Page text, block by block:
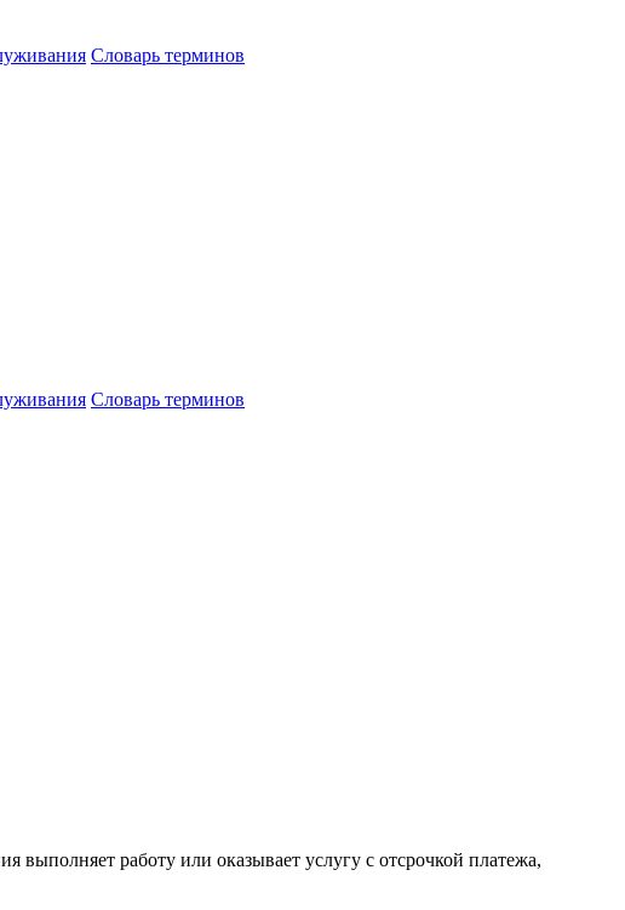
Словарь терминов
Словарь терминов
выполняет работу или оказывает услугу с отсрочкой платежа,